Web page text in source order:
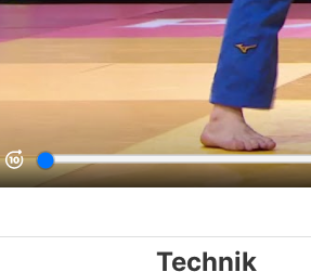
Technik